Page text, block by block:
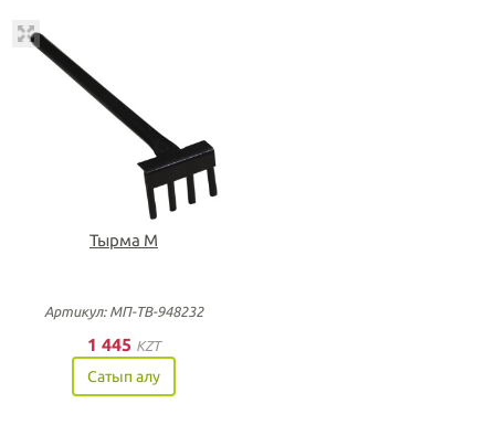
Тырма М
Артикул: МП-ТВ-948232
1 445 KZT
Сатып алу